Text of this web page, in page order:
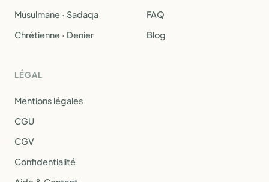
Musulmane · Sadaqa
Chrétienne · Denier
FAQ
Blog
LÉGAL
Mentions légales
CGU
CGV
Confidentialité